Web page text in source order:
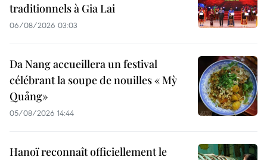
traditionnels à Gia Lai
06/08/2026 03:03
Da Nang accueillera un festival
célébrant la soupe de nouilles « Mỳ
Quảng»
05/08/2026 14:44
Hanoï reconnaît officiellement le